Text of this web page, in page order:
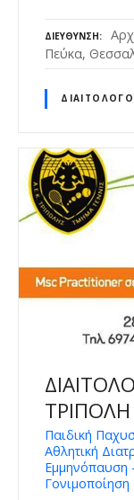
ΔΙΕΎΘΥΝΣΗ
Πεύκα,
Παιδική
Αθλητική
Εμμηνόπαυση